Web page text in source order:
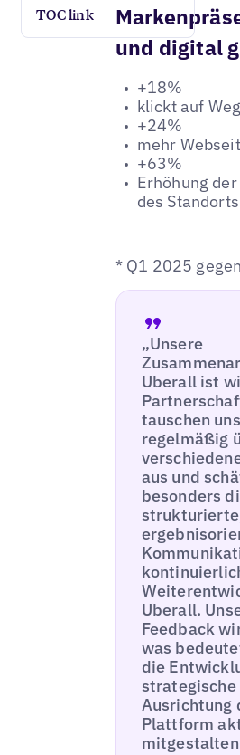
TOC link
und digital
+18%
klickt auf
+24%
mehr
+63%
Erhöhung
des Standorts
* Q1 2025
„Unsere
Uberall ist
tauschen uns
regelmäßig
aus und
besonders
Uberall.
Feedback
was
die
strategische
Ausrichtung
Plattform
mitgestalten